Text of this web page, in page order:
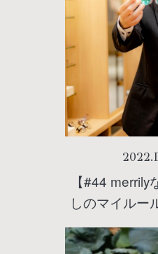
2022.
【#44
しのマイルー
ガネ メガネの
ブロンズ小林